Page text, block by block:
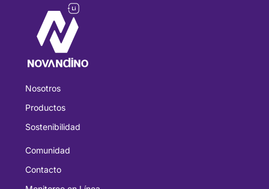
Nosotros
Productos
Sostenibilidad
Comunidad
Contacto